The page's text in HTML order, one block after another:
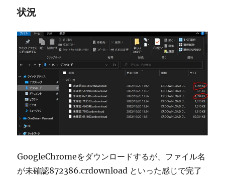
状況
GoogleChromeをダウンロードするが、ファイル名
が未確認872386.crdownload といった感じで完了